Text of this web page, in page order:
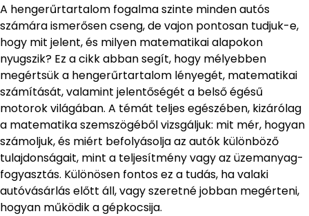
A hengerűrtartalom fogalma szinte minden autós
számára ismerősen cseng, de vajon pontosan tudjuk-e,
hogy mit jelent, és milyen matematikai alapokon
nyugszik? Ez a cikk abban segít, hogy mélyebben
megértsük a hengerűrtartalom lényegét, matematikai
számítását, valamint jelentőségét a belső égésű
motorok világában. A témát teljes egészében, kizárólag
a matematika szemszögéből vizsgáljuk: mit mér, hogyan
számoljuk, és miért befolyásolja az autók különböző
tulajdonságait, mint a teljesítmény vagy az üzemanyag-
fogyasztás. Különösen fontos ez a tudás, ha valaki
autóvásárlás előtt áll, vagy szeretné jobban megérteni,
hogyan működik a gépkocsija.